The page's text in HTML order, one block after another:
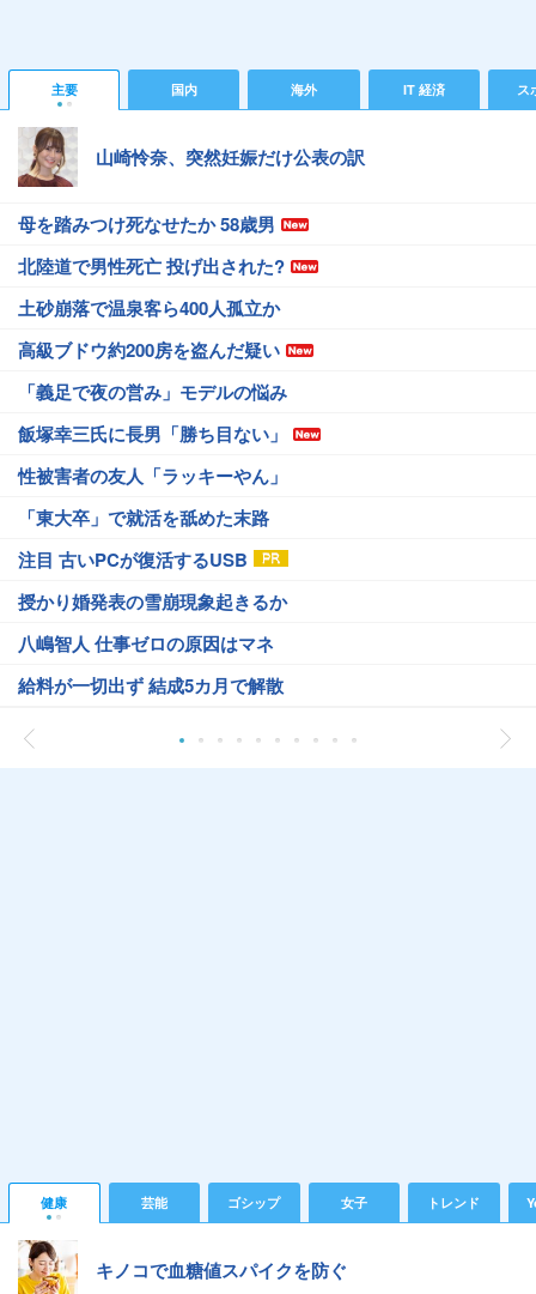
主要 国内 海外 IT 経済 ス
山崎怜奈、突然妊娠だけ公表の訳
母を踏みつけ死なせたか 58歳男
北陸道で男性死亡 投げ出された?
土砂崩落で温泉客ら400人孤立か
高級ブドウ約200房を盗んだ疑い
「義足で夜の営み」モデルの悩み
飯塚幸三氏に長男「勝ち目ない」
性被害者の友人「ラッキーやん」
「東大卒」で就活を舐めた末路
注目 古いPCが復活するUSB
授かり婚発表の雪崩現象起きるか
八嶋智人 仕事ゼロの原因はマネ
給料が一切出ず 結成5カ月で解散
健康 芸能 ゴシップ 女子 トレンド
キノコで血糖値スパイクを防ぐ